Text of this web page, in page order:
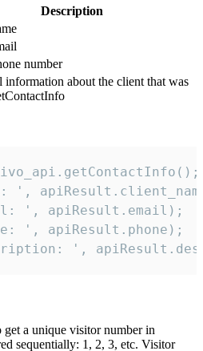
Description
number
information about the client that was
',
', apiResult.email);
', apiResult.phone);
',
a unique visitor number in
sequentially: 1, 2, 3, etc. Visitor